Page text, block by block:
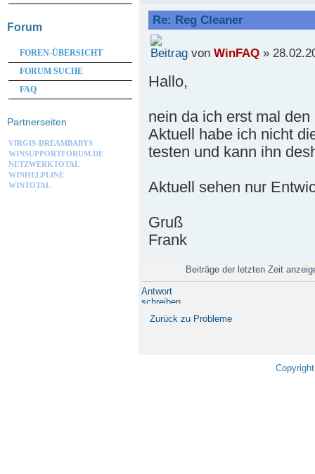
Re: Reg Cleaner
von WinFAQ»
Hallo,
nein da ich erst mal
Aktuell habe ich nicht
testen und kann ihn
Aktuell sehen nur
Gruß
Frank
Beiträge der letzten Zeit
Antwort
schreiben
Zurück zu Probleme
Forum
FOREN-ÜBERSICHT
FORUM SUCHE
FAQ
Partnerseiten
VIRGIS-DREAMBABYS
WINSUPPORTFORUM.DE
NETZWERKTOTAL
WINHELPLINE
WINTOTAL